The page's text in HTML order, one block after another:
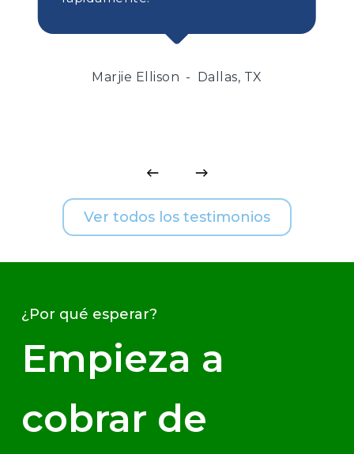
Marjie Ellison Dallas, TX
Ver todos los testimonios
¿Por qué esperar?
Empieza a
cobrar de